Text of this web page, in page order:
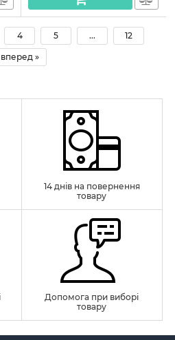
4 5 ... 12
вперед »
14 днів на повернення
товару
Допомога при виборі
товару